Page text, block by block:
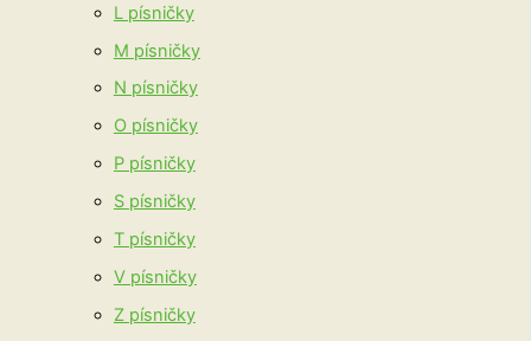
L písničky
M písničky
N písničky
O písničky
P písničky
S písničky
T písničky
V písničky
Z písničky